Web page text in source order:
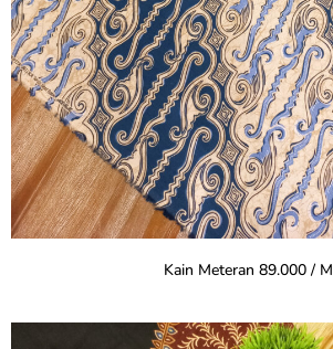
Kain Meteran 89.000 / M